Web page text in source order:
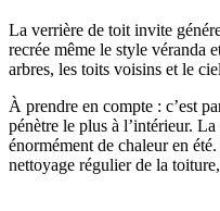
La verrière de toit invite
recrée même le style véranda
arbres, les toits voisins et le
À prendre en compte : c’est
pénètre le plus à l’intérieur.
énormément de chaleur en
nettoyage régulier de la